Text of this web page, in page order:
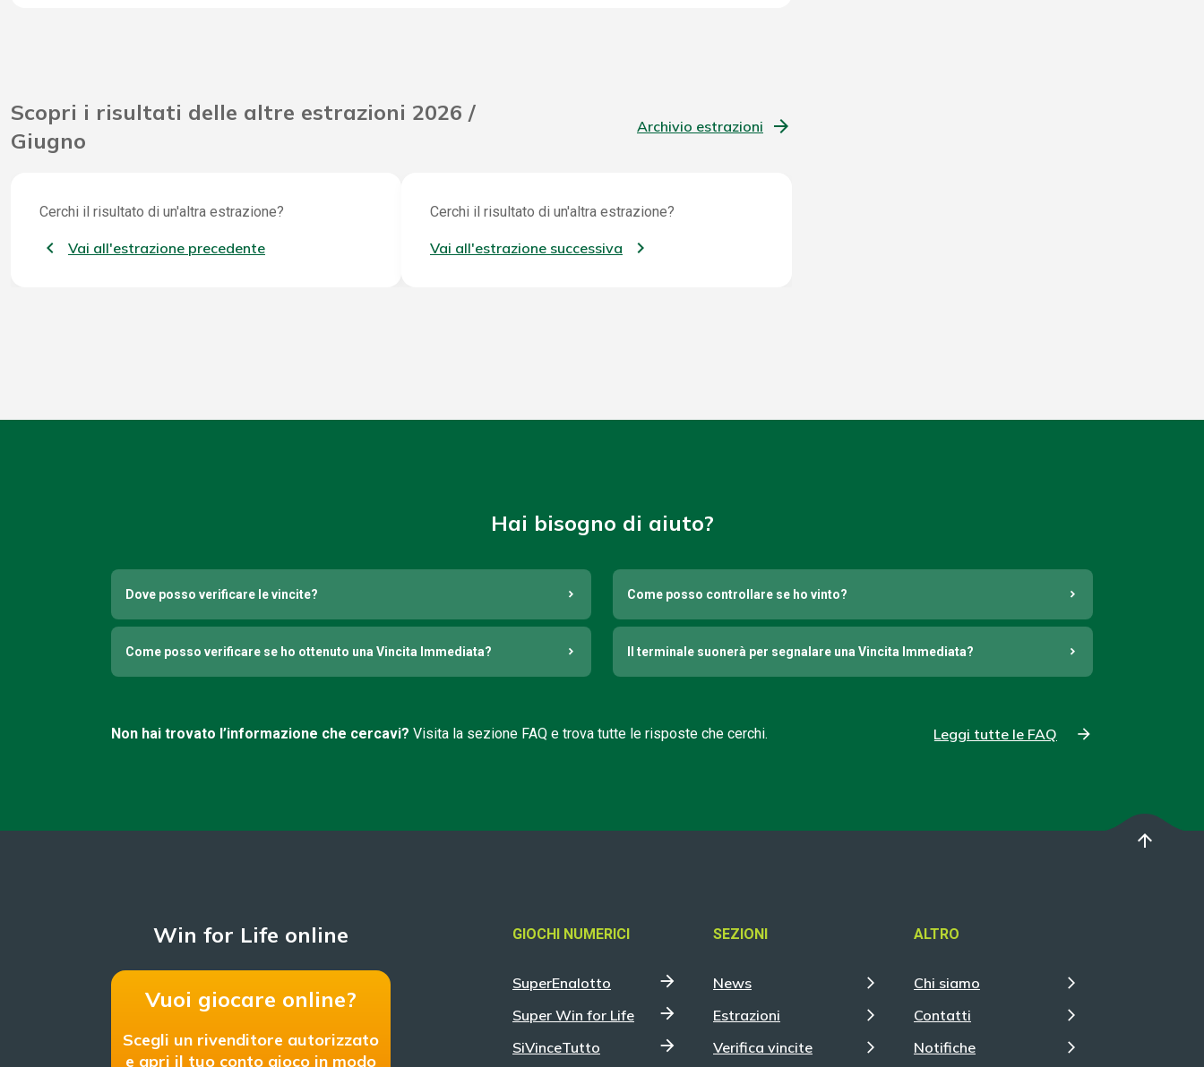
Scopri i risultati delle altre estrazioni 2026 /
Giugno
Archivio estrazioni
Cerchi il risultato di un'altra estrazione?
Vai all'estrazione precedente
Cerchi il risultato di un'altra estrazione?
Vai all'estrazione successiva
Hai bisogno di aiuto?
Dove posso verificare le vincite? Come posso controllare se ho vinto?
Come posso verificare se ho ottenuto una Vincita Immediata? Il terminale suonerà per segnalare una Vincita Immediata?
Non hai trovato l’informazione che cercavi? Visita la sezione FAQ e trova tutte le risposte che cerchi. Leggi tutte le FAQ
arrow_upward
Win for Life online
Vuoi giocare online?
Scegli un rivenditore autorizzato
e apri il tuo conto gioco in modo
GIOCHI NUMERICI
SuperEnalotto
Super Win for Life
SiVinceTutto
SEZIONI
News
Estrazioni
Verifica vincite
ALTRO
Chi siamo
Contatti
Notifiche